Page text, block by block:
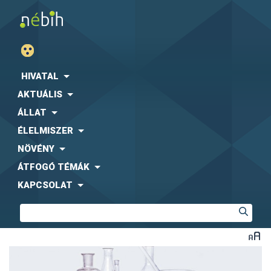
HIVATAL
AKTUÁLIS
ÁLLAT
ÉLELMISZER
NÖVÉNY
ÁTFOGÓ TÉMÁK
KAPCSOLAT